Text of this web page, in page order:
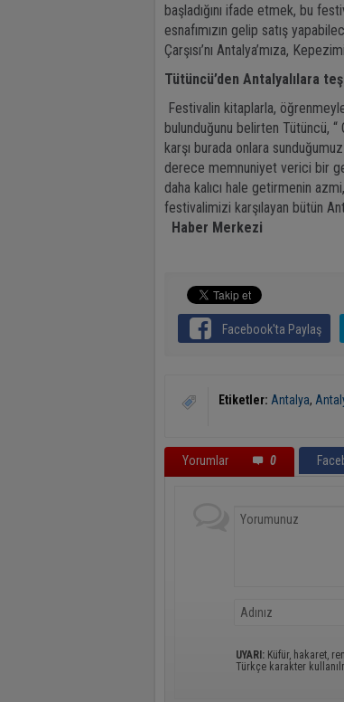
başladığını ifade etmek, bu
esnafımızın gelip satış
Çarşısı’nı Antalya’mıza,
Tütüncü’den Antalyalılara
Festivalin kitaplarla,
bulunduğunu belirten Tütüncü, “
karşı burada onlara
derece memnuniyet verici bir
daha kalıcı hale getirmenin
festivalimizi karşılayan bütün
Haber Merkezi
Facebook'ta Paylaş
Etiketler: Antalya,
Yorumlar 0
UYARI: Küfür, hakaret,
Türkçe karakter